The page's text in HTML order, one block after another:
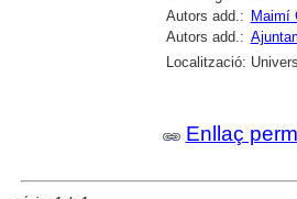
Autors add.: Maimí
Autors add.:
Localització:
Enllaç